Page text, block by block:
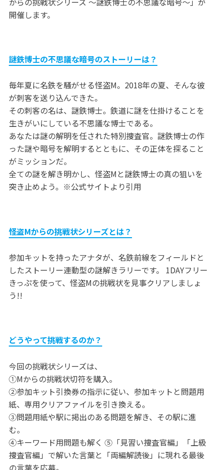
開催します。
謎鉄博士の不思議な暗号のストーリーは？
毎年夏に名鉄を騒がせる怪盗M。2018年の夏、そんな彼
が刺客を送り込んできた。
その刺客の名は、謎鉄博士。鉄道に謎を仕掛けることを
生きがいにしている不思議な博士である。
あなたは謎の解明を任された特別捜査官。謎鉄博士の作
った謎や暗号を解明するとともに、その正体を探ること
がミッションだ。
全ての謎を解き明かし、怪盗Mと謎鉄博士の真の狙いを
突き止めよう。※公式サイトより引用
怪盗Mからの挑戦状シリーズとは？
参加キットを持ったアナタが、名鉄前線をフィールドと
したストーリー連動型の謎解きラリーです。 1DAYフリー
きっぷを使って、怪盗Mの挑戦状を見事クリアしましょ
う!!
どうやって挑戦するのか？
今回の挑戦状シリーズは、
①Mからの挑戦状切符を購入。
②参加キット引換券の指示に従い、参加キットと問題用
紙、専用クリアファイルを引き換える。
③問題用紙や駅に掲出のある問題を解き、その駅に進
む。
④キーワード用問題も解く ⑤「見習い捜査官編」「上級
捜査官編」で解いた言葉と「両編解読後」に現れる最後
の言葉を応募。